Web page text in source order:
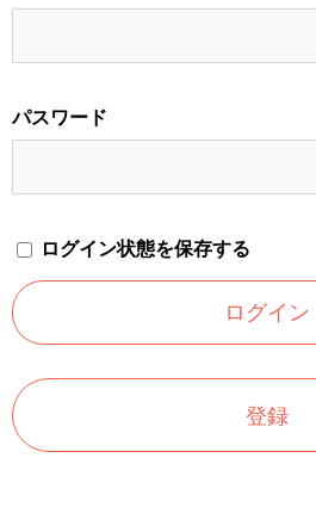
パスワード
ログイン状態を保存する
登録